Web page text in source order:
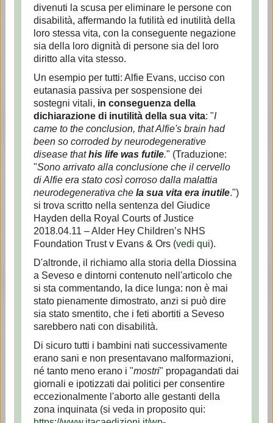
divenuti la scusa per eliminare le persone con
disabilità, affermando la futilità ed inutilità della
loro stessa vita, con la conseguente negazione
sia della loro dignità di persone sia del loro
diritto alla vita stesso.
Un esempio per tutti: Alfie Evans, ucciso con
eutanasia passiva per sospensione dei
sostegni vitali, in conseguenza della
dichiarazione di inutilità della sua vita: "I
came to the conclusion, that Alfie's brain had
been so corroded by neurodegenerative
disease thathis life was futile." (Traduzione:
"Sono arrivato alla conclusione che il cervello
di Alfie era stato così corroso dalla malattia
neurodegenerativa che la sua vita era inutile.")
si trova scritto nella sentenza del Giudice
Hayden della Royal Courts of Justice
2018.04.11 – Alder Hey Children’s NHS
Foundation Trust v Evans & Ors (vedi qui).
D'altronde, il richiamo alla storia della Diossina
a Seveso e dintorni contenuto nell'articolo che
si sta commentando, la dice lunga: non è mai
stato pienamente dimostrato, anzi si può dire
sia stato smentito, che i feti abortiti a Seveso
sarebbero nati con disabilità.
Di sicuro tutti i bambini nati successivamente
erano sani e non presentavano malformazioni,
né tanto meno erano i "mostri" propagandati dai
giornali e ipotizzati dai politici per consentire
eccezionalmente l'aborto alle gestanti della
zona inquinata (si veda in proposito qui: